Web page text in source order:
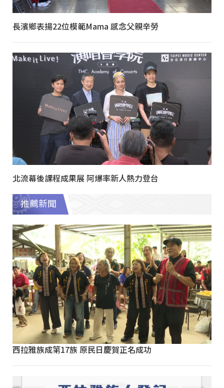
長濱鄉表揚22位模範Mama 感念父親辛勞
北流幕後課程成果展 阿爆率新人熱力登台
推薦新聞
西拉雅族成第17族 原民日慶賀正名成功